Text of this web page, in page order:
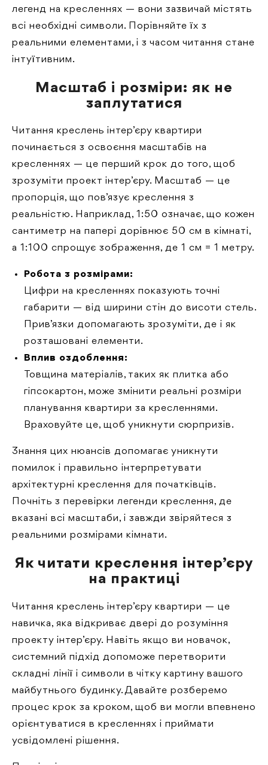
легенд на кресленнях — вони зазвичай містять
всі необхідні символи. Порівняйте їх з
реальними елементами, і з часом читання стане
інтуїтивним.
Масштаб і розміри: як не
заплутатися
Читання креслень інтер’єру квартири
починається з освоєння масштабів на
кресленнях — це перший крок до того, щоб
зрозуміти проект інтер’єру. Масштаб — це
пропорція, що пов’язує креслення з
реальністю. Наприклад, 1:50 означає, що кожен
сантиметр на папері дорівнює 50 см в кімнаті,
а 1:100 спрощує зображення, де 1 см = 1 метру.
Робота з розмірами:
Цифри на кресленнях показують точні
габарити — від ширини стін до висоти стель.
Прив’язки допомагають зрозуміти, де і як
розташовані елементи.
Вплив оздоблення:
Товщина матеріалів, таких як плитка або
гіпсокартон, може змінити реальні розміри
планування квартири за кресленнями.
Враховуйте це, щоб уникнути сюрпризів.
Знання цих нюансів допомагає уникнути
помилок і правильно інтерпретувати
архітектурні креслення для початківців.
Почніть з перевірки легенди креслення, де
вказані всі масштаби, і завжди звіряйтеся з
реальними розмірами кімнати.
Як читати креслення інтер’єру
на практиці
Читання креслень інтер’єру квартири — це
навичка, яка відкриває двері до розуміння
проекту інтер’єру. Навіть якщо ви новачок,
системний підхід допоможе перетворити
складні лінії і символи в чітку картину вашого
майбутнього будинку. Давайте розберемо
процес крок за кроком, щоб ви могли впевнено
орієнтуватися в кресленнях і приймати
усвідомлені рішення.